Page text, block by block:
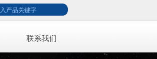
联系我们